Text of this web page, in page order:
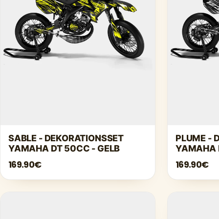
SABLE - DEKORATIONSSET
YAMAHA DT 50CC - GELB
169.90€
PLUME -
YAMAHA
169.90€